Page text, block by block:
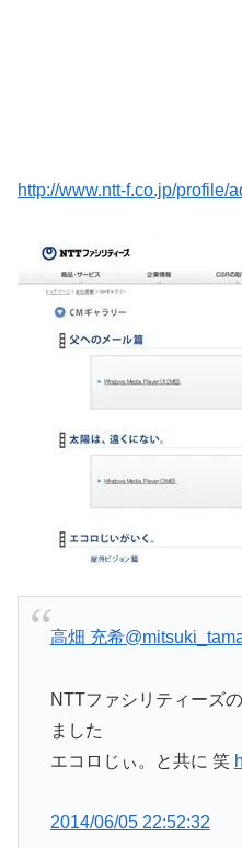
http://www.ntt-f.co.jp/profile/
高畑 充希
NTTファシリティーズ
ました
エコロじぃ。と共に 笑
2014/06/05 22:52:32